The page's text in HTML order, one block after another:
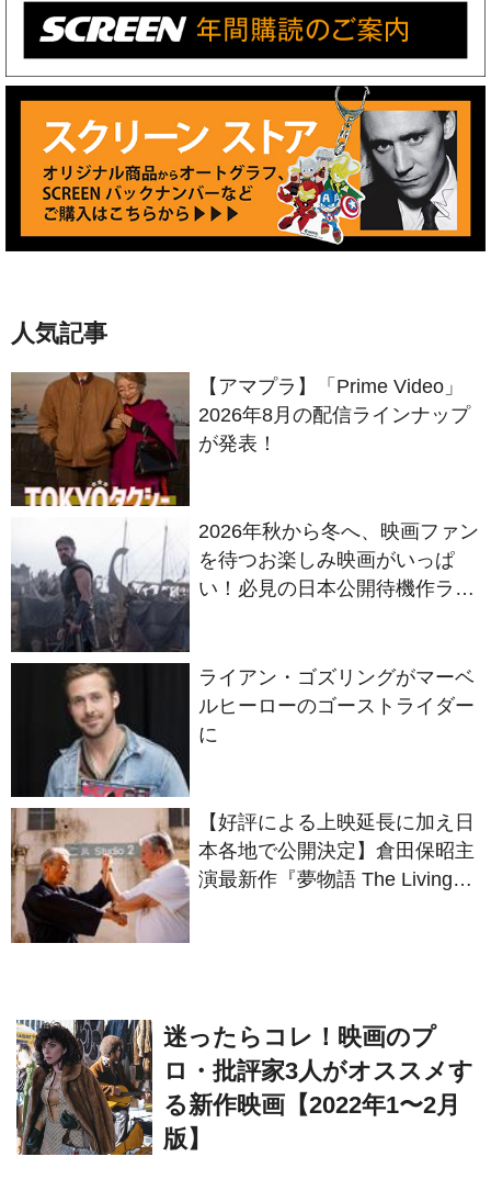
人気記事
【アマプラ】「Prime Video」
2026年8月の配信ラインナップ
が発表！
2026年秋から冬へ、映画ファン
を待つお楽しみ映画がいっぱ
い！必見の日本公開待機作ライ
ライアン・ゴズリングがマーベ
ルヒーローのゴーストライダー
に
【好評による上映延長に加え日
本各地で公開決定】倉田保昭主
演最新作『夢物語 The Living
迷ったらコレ！映画のプ
ロ・批評家3人がオススメす
る新作映画【2022年1〜2月
版】